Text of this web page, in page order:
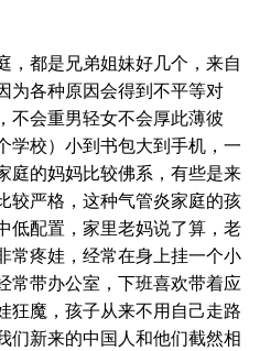
，都是兄弟姐妹好几个，来自
为各种原因会得到不平等对
不会重男轻女不会厚此薄彼
学校）小到书包大到手机，一
庭的妈妈比较佛系，有些是来
较严格，这种气管炎家庭的孩
低配置，家里老妈说了算，老
常疼娃，经常在身上挂一个小
常带办公室，下班喜欢带着应
狂魔，孩子从来不用自己走路
们新来的中国人和他们截然相